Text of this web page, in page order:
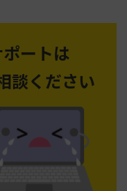
ートは
談ください